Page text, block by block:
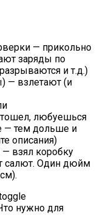
— прикольно
заряды по
и т.д.)
— взлетают (и
любуешься
— тем дольше и
описания)
взял коробку
салют. Один дюйм
нужно для